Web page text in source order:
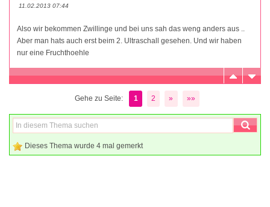
11.02.2013 07:44
Also wir bekommen Zwillinge und bei uns sah das weng anders aus ..
Aber man hats auch erst beim 2. Ultraschall gesehen. Und wir haben
nur eine Fruchthoehle
Gehe zu Seite: 1 2 » »»
Dieses Thema wurde 4 mal gemerkt